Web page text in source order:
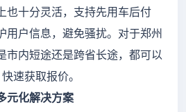
也十分灵活，支持先用车后付
用户信息，避免骚扰。对于郑州
市内短途还是跨省长途，都可以
速获取报价。
元化解决方案